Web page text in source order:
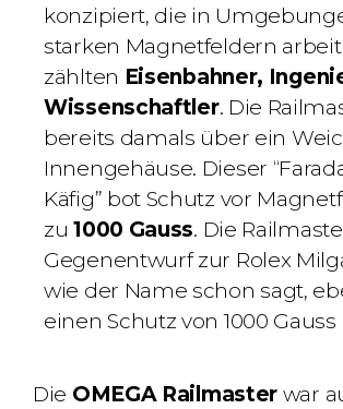
konzipiert, die in
starken Magnetfeldern
zählten Eisenbahner,
Wissenschaftler. Die
bereits damals über ein
Innengehäuse. Dieser
Käfig” bot Schutz vor
zu1000 Gauss. Die
Gegenentwurf zur Rolex
wie der Name schon sagt,
einen Schutz von 1000 Gauss
Die OMEGA Railmaster war